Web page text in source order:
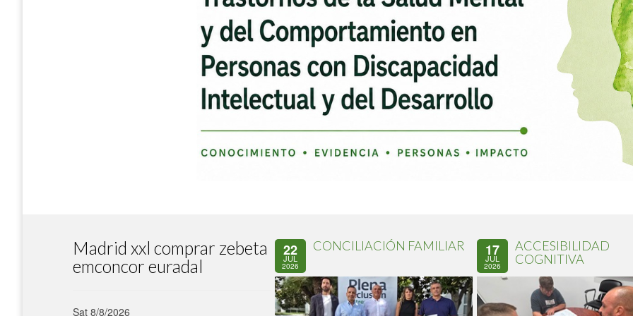
Madrid xxl comprar zebeta
emconcor euradal
Sat 8/8/2026
22
JUL
2026
CONCILIACIÓN FAMILIAR 17
JUL
2026
ACCESIBILIDAD
COGNITIVA